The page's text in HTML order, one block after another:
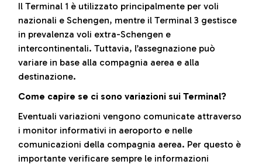
Il Terminal 1 è utilizzato principalmente per voli
nazionali e Schengen, mentre il Terminal 3 gestisce
in prevalenza voli extra-Schengen e
intercontinentali. Tuttavia, l’assegnazione può
variare in base alla compagnia aerea e alla
destinazione.
Come capire se ci sono variazioni sui Terminal?
Eventuali variazioni vengono comunicate attraverso
i monitor informativi in aeroporto e nelle
comunicazioni della compagnia aerea. Per questo è
importante verificare sempre le informazioni